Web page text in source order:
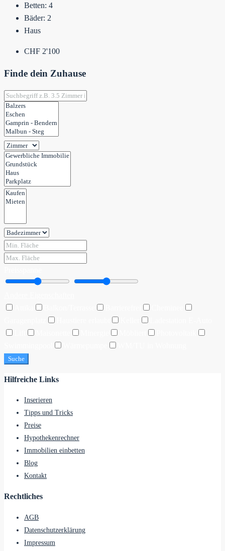
Betten: 4
Bäder: 2
Haus
CHF 2'100
Finde dein Zuhause
Suche
Hilfreiche Links
Inserieren
Tipps und Tricks
Preise
Hypothekenrechner
Immobilien einbetten
Blog
Kontakt
Rechtliches
AGB
Datenschutzerklärung
Impressum